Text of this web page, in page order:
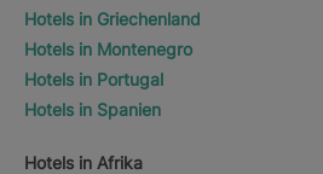
Hotels in Griechenland
Hotels in Montenegro
Hotels in Portugal
Hotels in Spanien
Hotels in Afrika